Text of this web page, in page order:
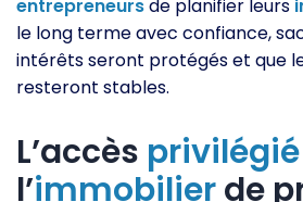
entrepreneursde planifier leurs
le long terme avec confiance,
intérêts seront protégés et que
resteront stables.
L’accès privilégié
l’immobilierde